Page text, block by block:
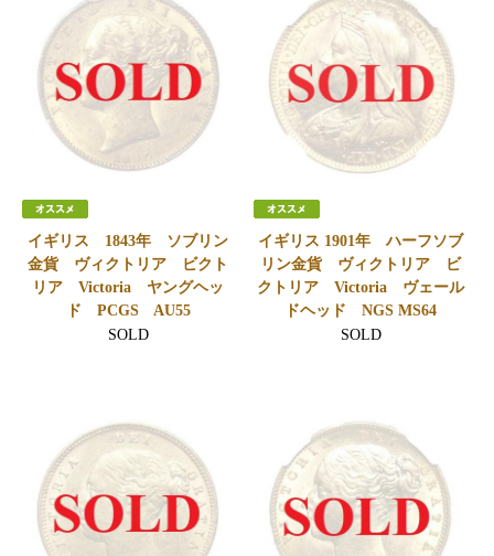
イギリス 1843年 ソブリン
金貨 ヴィクトリア ビクト
リア Victoria ヤングヘッ
ド PCGS AU55
SOLD
イギリス 1901年 ハーフソブ
リン金貨 ヴィクトリア ビ
クトリア Victoria ヴェール
ドヘッド NGS MS64
SOLD